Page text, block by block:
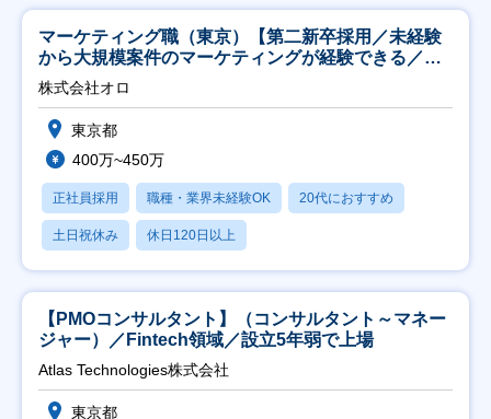
マーケティング職（東京）【第二新卒採用／未経験
から大規模案件のマーケティングが経験できる／研
修充実】
株式会社オロ
東京都
400万~450万
正社員採用 職種・業界未経験OK 20代におすすめ
土日祝休み 休日120日以上
【PMOコンサルタント】（コンサルタント～マネー
ジャー）／Fintech領域／設立5年弱で上場
Atlas Technologies株式会社
東京都